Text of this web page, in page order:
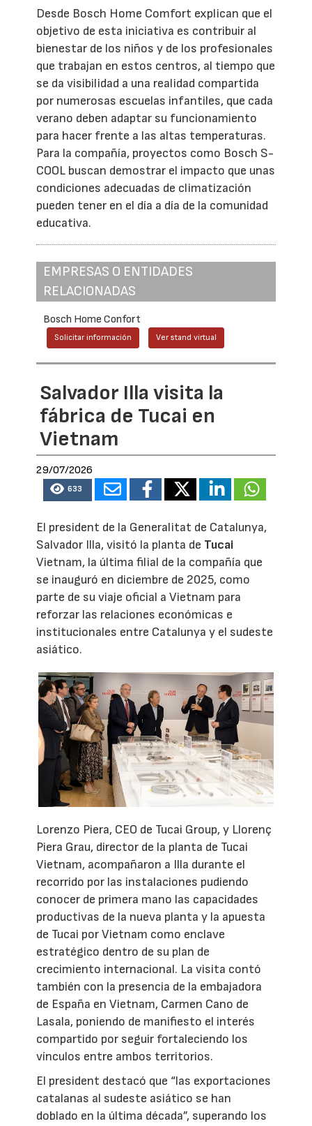
Desde Bosch Home Comfort explican que el
objetivo de esta iniciativa es contribuir al
bienestar de los niños y de los profesionales
que trabajan en estos centros, al tiempo que
se da visibilidad a una realidad compartida
por numerosas escuelas infantiles, que cada
verano deben adaptar su funcionamiento
para hacer frente a las altas temperaturas.
Para la compañía, proyectos como Bosch S-
COOL buscan demostrar el impacto que unas
condiciones adecuadas de climatización
pueden tener en el día a día de la comunidad
educativa.
EMPRESAS O ENTIDADES
RELACIONADAS
Bosch Home Confort
Solicitar información Ver stand virtual
Salvador Illa visita la
fábrica de Tucai en
Vietnam
29/07/2026
633
El president de la Generalitat de Catalunya,
Salvador Illa, visitó la planta de Tucai
Vietnam, la última filial de la compañía que
se inauguró en diciembre de 2025, como
parte de su viaje oficial a Vietnam para
reforzar las relaciones económicas e
institucionales entre Catalunya y el sudeste
asiático.
Lorenzo Piera, CEO de Tucai Group, y Llorenç
Piera Grau, director de la planta de Tucai
Vietnam, acompañaron a Illa durante el
recorrido por las instalaciones pudiendo
conocer de primera mano las capacidades
productivas de la nueva planta y la apuesta
de Tucai por Vietnam como enclave
estratégico dentro de su plan de
crecimiento internacional. La visita contó
también con la presencia de la embajadora
de España en Vietnam, Carmen Cano de
Lasala, poniendo de manifiesto el interés
compartido por seguir fortaleciendo los
vínculos entre ambos territorios.
El president destacó que “las exportaciones
catalanas al sudeste asiático se han
doblado en la última década”, superando los